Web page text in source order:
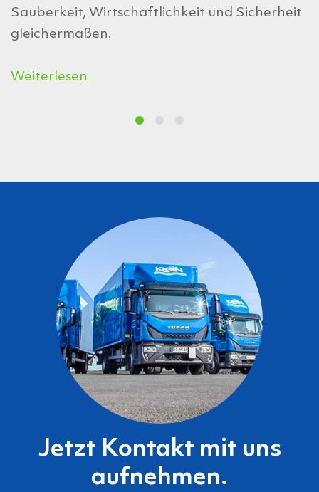
Sauberkeit, Wirtschaftlichkeit und Sicherheit
gleichermaßen.
Weiterlesen
Jetzt Kontakt mit uns
aufnehmen.